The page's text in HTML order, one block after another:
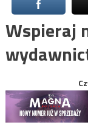
Wspieraj